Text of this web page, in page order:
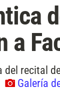
a
recital
Galería